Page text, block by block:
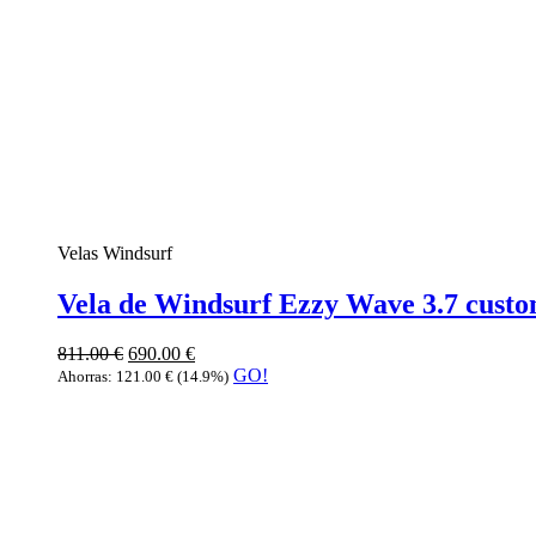
Velas Windsurf
Vela de Windsurf Ezzy Wave 3.7
811.00€ 690.00 €
Ahorras: 121.00 € (14.9%) GO!